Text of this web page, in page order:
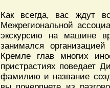
Как всегда, вас ждут
Межрегиональной
экскурсию на машине
занимался
Кремле глав многих
пристрастиях поведает
фамилию и название